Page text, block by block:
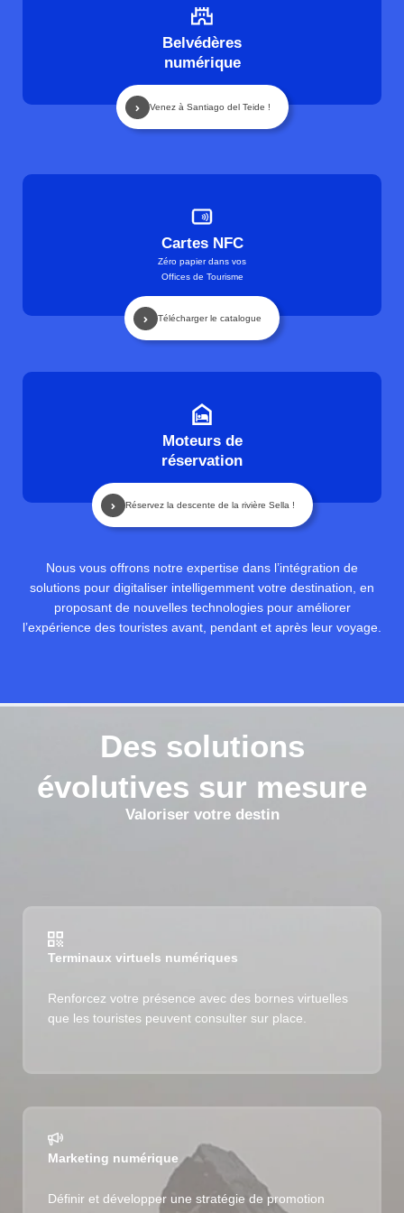
Belvédères
numérique
Venez à Santiago del Teide !
Cartes NFC
Zéro papier dans vos
Offices de Tourisme
Télécharger le catalogue
Moteurs de
réservation
Réservez la descente de la rivière Sella !
Nous vous offrons notre expertise dans l’intégration de
solutions pour digitaliser intelligemment votre destination, en
proposant de nouvelles technologies pour améliorer
l’expérience des touristes avant, pendant et après leur voyage.
Des solutions
évolutives sur mesure
Valoriser votre destin
Terminaux virtuels numériques
Renforcez votre présence avec des bornes virtuelles
que les touristes peuvent consulter sur place.
Marketing numérique
Définir et développer une stratégie de promotion